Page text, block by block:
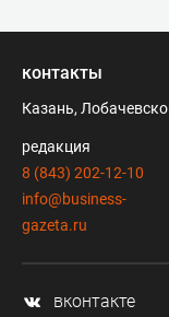
контакты
Казань,
редакция
8 (843) 202-12-10
info@business-
gazeta.ru
вконтакте